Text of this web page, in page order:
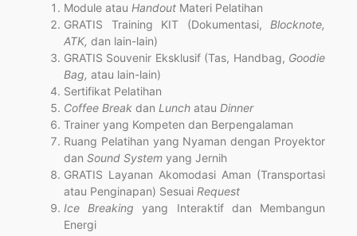
Module atau Handout Materi Pelatihan
GRATIS Training KIT (Dokumentasi, Blocknote,
ATK, dan lain-lain)
GRATIS Souvenir Eksklusif (Tas, Handbag, Goodie
Bag, atau lain-lain)
Sertifikat Pelatihan
Coffee Break dan Lunch atau Dinner
Trainer yang Kompeten dan Berpengalaman
Ruang Pelatihan yang Nyaman dengan Proyektor
dan Sound System yang Jernih
GRATIS Layanan Akomodasi Aman (Transportasi
atau Penginapan) Sesuai Request
Ice Breaking yang Interaktif dan Membangun
Energi